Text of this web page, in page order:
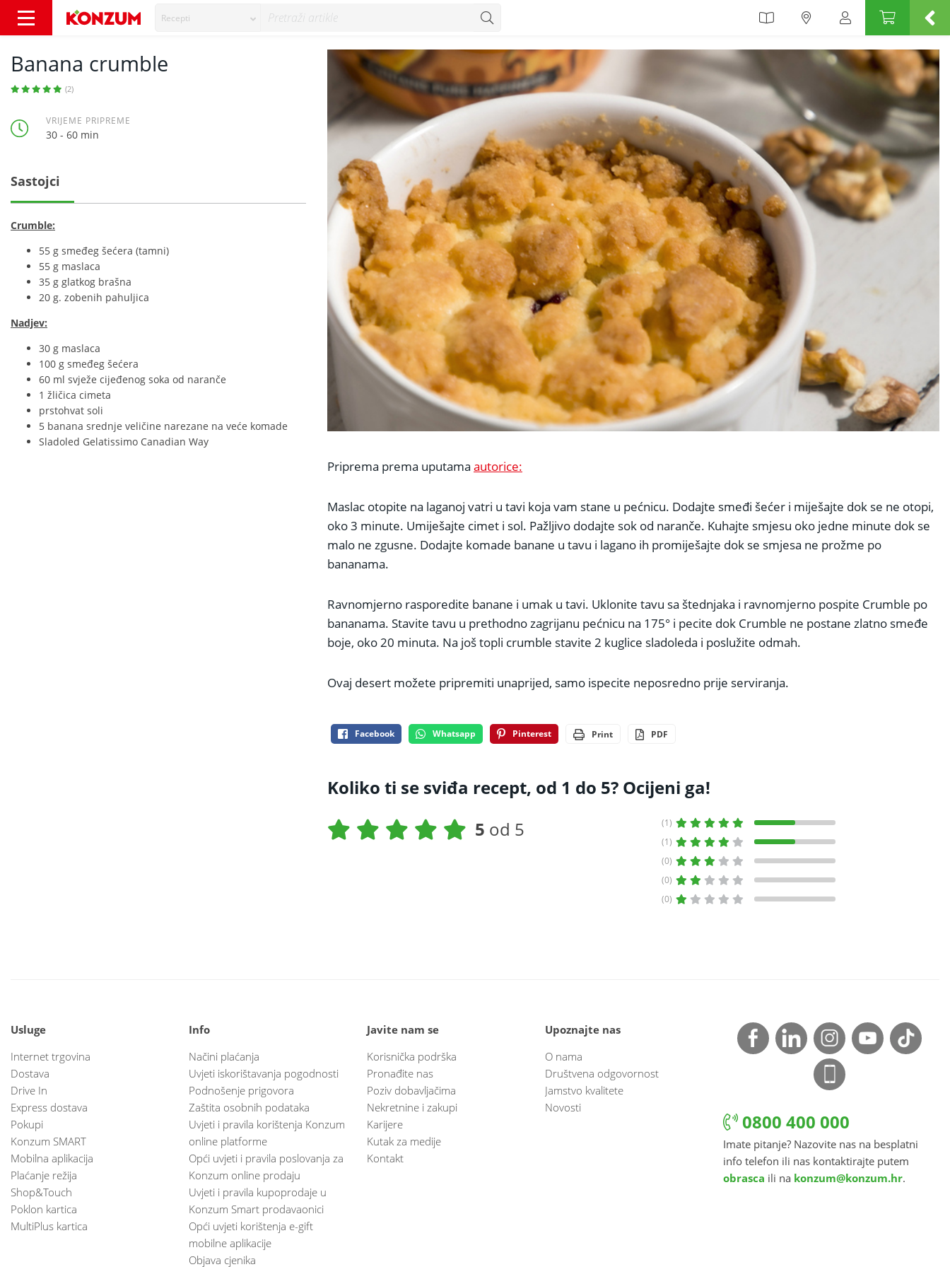
Recepti
Banana crumble
(2)
VRIJEME PRIPREME
30 - 60 min
Sastojci
Crumble:
55 g smeđeg šećera (tamni)
55 g maslaca
35 g glatkog brašna
20 g. zobenih pahuljica
Nadjev:
30 g maslaca
100 g smeđeg šećera
60 ml svježe cijeđenog soka od naranče
1 žličica cimeta
prstohvat soli
5 banana srednje veličine narezane na veće komade
Sladoled Gelatissimo Canadian Way
Priprema prema uputama autorice:
Maslac otopite na laganoj vatri u tavi koja vam stane u pećnicu. Dodajte smeđi šećer i miješajte dok se ne otopi,
oko 3 minute. Umiješajte cimet i sol. Pažljivo dodajte sok od naranče. Kuhajte smjesu oko jedne minute dok se
malo ne zgusne. Dodajte komade banane u tavu i lagano ih promiješajte dok se smjesa ne prožme po
bananama.
Ravnomjerno rasporedite banane i umak u tavi. Uklonite tavu sa štednjaka i ravnomjerno pospite Crumble po
bananama. Stavite tavu u prethodno zagrijanu pećnicu na 175° i pecite dok Crumble ne postane zlatno smeđe
boje, oko 20 minuta. Na još topli crumble stavite 2 kuglice sladoleda i poslužite odmah.
Ovaj desert možete pripremiti unaprijed, samo ispecite neposredno prije serviranja.
Facebook Whatsapp Pinterest Print PDF
Koliko ti se sviđa recept, od 1 do 5? Ocijeni ga!
5 od 5
(1)
(1)
(0)
(0)
(0)
Usluge
Internet trgovina
Dostava
Drive In
Express dostava
Pokupi
Konzum SMART
Mobilna aplikacija
Plaćanje režija
Shop&Touch
Poklon kartica
MultiPlus kartica
Info
Načini plaćanja
Uvjeti iskorištavanja pogodnosti
Podnošenje prigovora
Zaštita osobnih podataka
Uvjeti i pravila korištenja Konzum
online platforme
Opći uvjeti i pravila poslovanja za
Konzum online prodaju
Uvjeti i pravila kupoprodaje u
Konzum Smart prodavaonici
Opći uvjeti korištenja e-gift
mobilne aplikacije
Objava cjenika
Javite nam se
Korisnička podrška
Pronađite nas
Poziv dobavljačima
Nekretnine i zakupi
Karijere
Kutak za medije
Kontakt
Upoznajte nas
O nama
Društvena odgovornost
Jamstvo kvalitete
Novosti
0800 400 000
Imate pitanje? Nazovite nas na besplatni
info telefon ili nas kontaktirajte putem
obrasca ili na konzum@konzum.hr.